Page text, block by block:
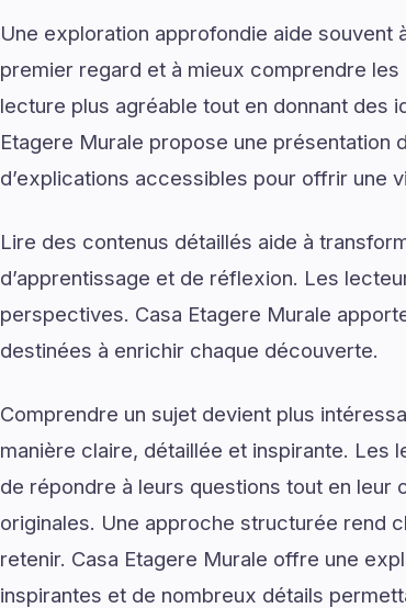
Une exploration approfondie aide souvent
premier regard et à mieux comprendre les
lecture plus agréable tout en donnant des
Etagere Murale propose une présentation
d’explications accessibles pour offrir une
Lire des contenus détaillés aide à
d’apprentissage et de réflexion. Les
perspectives. Casa Etagere Murale
destinées à enrichir chaque découverte.
Comprendre un sujet devient plus
manière claire, détaillée et inspirante.
de répondre à leurs questions tout en
originales. Une approche structurée rend
retenir. Casa Etagere Murale offre une
inspirantes et de nombreux détails